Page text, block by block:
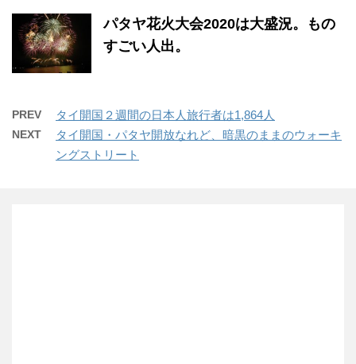
パタヤ花火大会2020は大盛況。もの
すごい人出。
PREV タイ開国２週間の日本人旅行者は1,864人
NEXT
タイ開国・パタヤ開放なれど、暗黒のままのウォーキ
ングストリート